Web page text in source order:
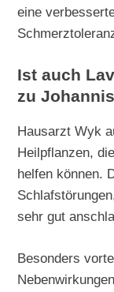
eine
Ist auch
zu
Hausarzt Wyk
Heilpflanzen,
helfen können.
sehr gut
Besonders